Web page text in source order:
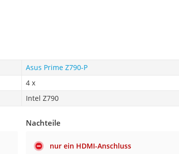
Asus Prime Z790-P
4 x
Intel Z790
Nachteile
nur ein HDMI-Anschluss